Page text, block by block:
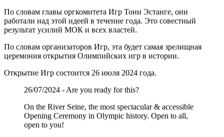
По словам главы оргкомитета Игр Тони Эстанге, они
работали над этой идеей в течение года. Это совестный
результат усилий МОК и всех властей.
По словам организаторов Игр, эта будет самая зрелищная
церемония открытия Олимпийских игр в истории.
Открытие Игр состоится 26 июля 2024 года.
26/07/2024 - Are you ready for this?
On the River Seine, the most spectacular & accessible
Opening Ceremony in Olympic history. Open to all,
open to you!